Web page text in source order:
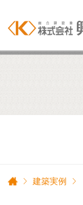
建築実例